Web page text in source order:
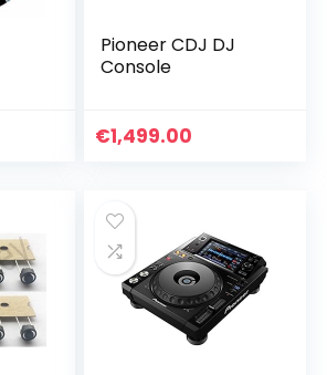
Pioneer CDJ DJ
Console
€1,499.00